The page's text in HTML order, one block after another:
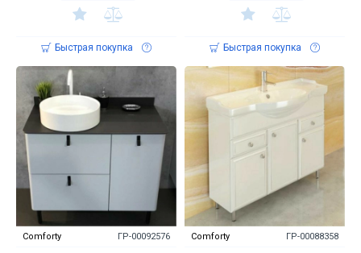
Быстрая покупка Быстрая покупка
Comforty ГР-00092576 Comforty ГР-00088358